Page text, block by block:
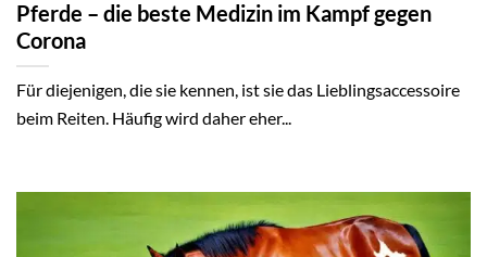
Pferde – die beste Medizin im Kampf gegen
Corona
Für diejenigen, die sie kennen, ist sie das Lieblingsaccessoire
beim Reiten. Häufig wird daher eher...